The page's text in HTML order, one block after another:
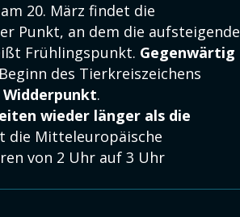
20. März findet die
Punkt, an dem die aufsteigende
Frühlingspunkt. Gegenwärtig
des Tierkreiszeichens
Widderpunkt.
wieder länger als die
die Mitteleuropäische
von 2 Uhr auf 3 Uhr